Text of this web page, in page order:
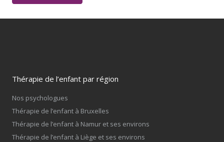
Thérapie de l’enfant par région
Nos psychologues
Thérapie de l’enfant à Bruxelles
Thérapie de l’enfant à Namur et ses environs
Thérapie de l’enfant à Liège et ses environs